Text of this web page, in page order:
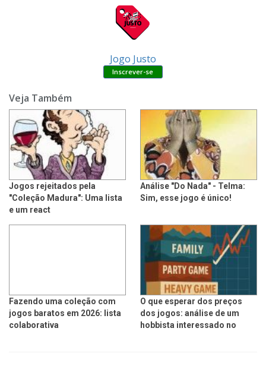
Jogo Justo
Veja Também
Jogos rejeitados pela
"Coleção Madura": Uma lista
e um react
Análise "Do Nada" - Telma:
Sim, esse jogo é único!
Fazendo uma coleção com
jogos baratos em 2026: lista
colaborativa
O que esperar dos preços
dos jogos: análise de um
hobbista interessado no